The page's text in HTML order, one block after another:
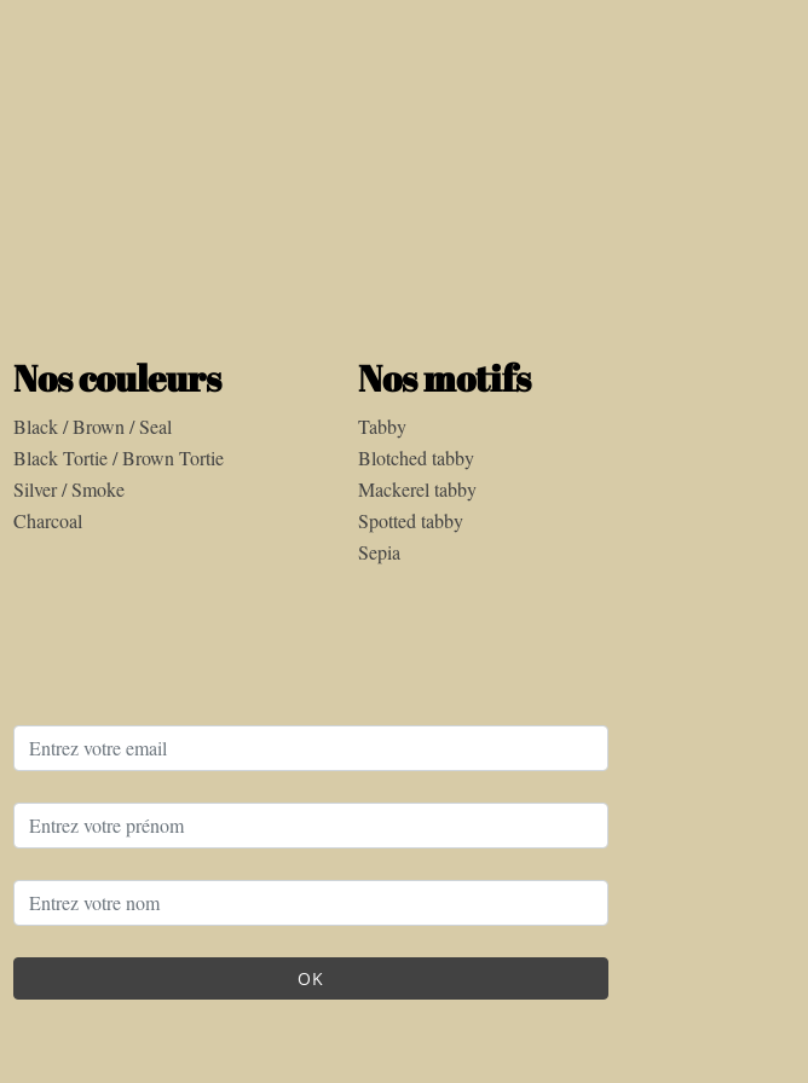
Nos couleurs
Black / Brown / Seal
Black Tortie / Brown Tortie
Silver / Smoke
Charcoal
Nos motifs
Tabby
Blotched tabby
Mackerel tabby
Spotted tabby
Sepia
OK